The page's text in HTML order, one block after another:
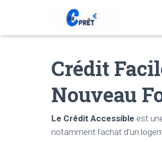
Crédit
Nouveau
Le Crédit Accessible est
notamment l’achat d’un